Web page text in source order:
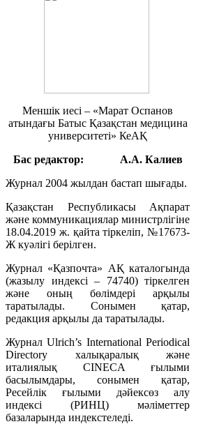
Меншік иесі – «Марат Оспанов
атындағы Батыс Қазақстан медицина
университеті» КеАҚ
Бас редактор: А.А. Калиев
Журнал 2004 жылдан бастап шығады.
Қазақстан Республикасы Ақпарат
және коммуникациялар министрлігіне
18.04.2019 ж. қайта тіркеліп, №17673-
Ж куәлігі берілген.
Журнал «Қазпочта» АҚ каталогында
(жазылу индексі – 74740) тіркелген
және оның бөлімдері арқылы
таратылады. Сонымен қатар,
редакция арқылы да таратылады.
Журнал Ulrich’s International Periodical
Directory халықаралық және
италиялық CINECA ғылыми
басылымдары, сонымен қатар,
Ресейлік ғылыми дәйексөз алу
индексі (РИНЦ) мәліметтер
базаларында индекстеледі.